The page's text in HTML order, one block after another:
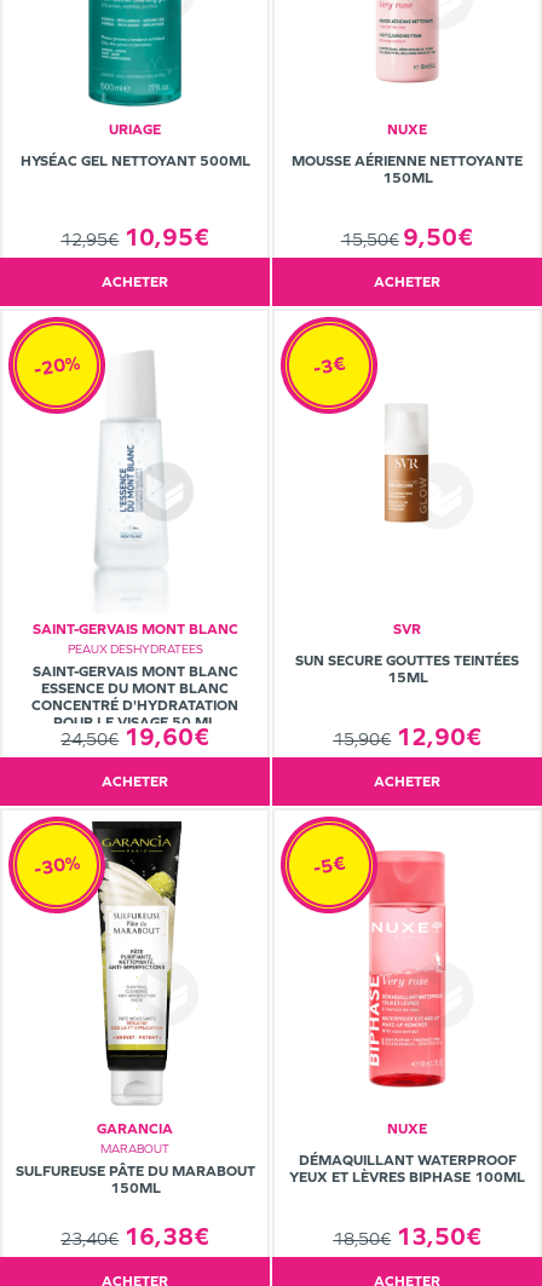
URIAGE
HYSÉAC GEL NETTOYANT 500ML
12,95€ 10,95€
ACHETER
NUXE
MOUSSE AÉRIENNE NETTOYANTE
150ML
15,50€ 9,50€
ACHETER
SAINT-GERVAIS MONT BLANC
PEAUX DESHYDRATEES
SAINT-GERVAIS MONT BLANC
ESSENCE DU MONT BLANC
CONCENTRÉ D'HYDRATATION
POUR LE VISAGE 50 ML
24,50€ 19,60€
-20%
ACHETER
SVR
SUN SECURE GOUTTES TEINTÉES
15ML
15,90€ 12,90€
-3€
ACHETER
GARANCIA
MARABOUT
SULFUREUSE PÂTE DU MARABOUT
150ML
23,40€ 16,38€
-30%
ACHETER
NUXE
DÉMAQUILLANT WATERPROOF
YEUX ET LÈVRES BIPHASE 100ML
18,50€ 13,50€
-5€
ACHETER